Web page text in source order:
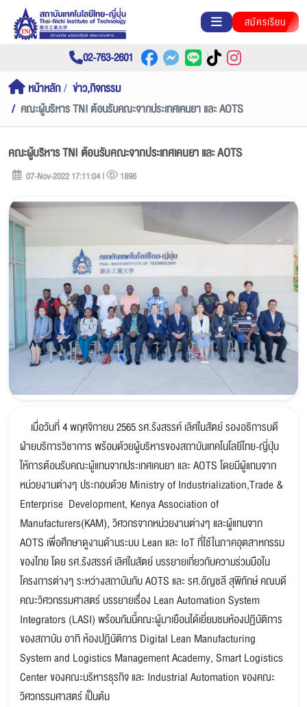
สมัครเรียน
02-763-2601
หน้าหลัก
ข่าว,กิจกรรม
คณะผู้บริหาร TNI ต้อนรับคณะจากประเทศเคนยา และ AOTS
คณะผู้บริหาร TNI ต้อนรับคณะจากประเทศเคนยา และ AOTS
07-Nov-2022 17:11:04 | 1896
เมื่อวันที่ 4 พฤศจิกายน 2565 รศ.รังสรรค์ เลิศในสัตย์ รองอธิการบดี
ฝ่ายบริการวิชาการ พร้อมด้วยผู้บริหารของสถาบันเทคโนโลยีไทย-ญี่ปุ่น
ให้การต้อนรับคณะผู้แทนจากประเทศเคนยา และ AOTS โดยมีผู้แทนจาก
หน่วยงานต่างๆ ประกอบด้วย Ministry of Industrialization,Trade &
Enterprise Development, Kenya Association of
Manufacturers(KAM), วิศวกรจากหน่วยงานต่างๆ และผู้แทนจาก
AOTS เพื่อศึกษาดูงานด้านระบบ Lean และ IoT ที่ใช้ในภาคอุตสาหกรรม
ของไทย โดย รศ.รังสรรค์ เลิศในสัตย์ บรรยายเกี่ยวกับความร่วมมือใน
โครงการต่างๆ ระหว่างสถาบันกับ AOTS และ รศ.อัญชลี สุพิทักษ์ คณบดี
คณะวิศวกรรมศาสตร์ บรรยายเรื่อง Lean Automation System
Integrators (LASI) พร้อมกันนี้คณะผู้มาเยือนได้เยี่ยมชมห้องปฏิบัติการ
ของสถาบัน อาทิ ห้องปฏิบัติการ Digital Lean Manufacturing
System and Logistics Management Academy, Smart Logistics
Center ของคณะบริหารธุรกิจ และ Industrial Automation ของคณะ
วิศวกรรมศาสตร์ เป็นต้น